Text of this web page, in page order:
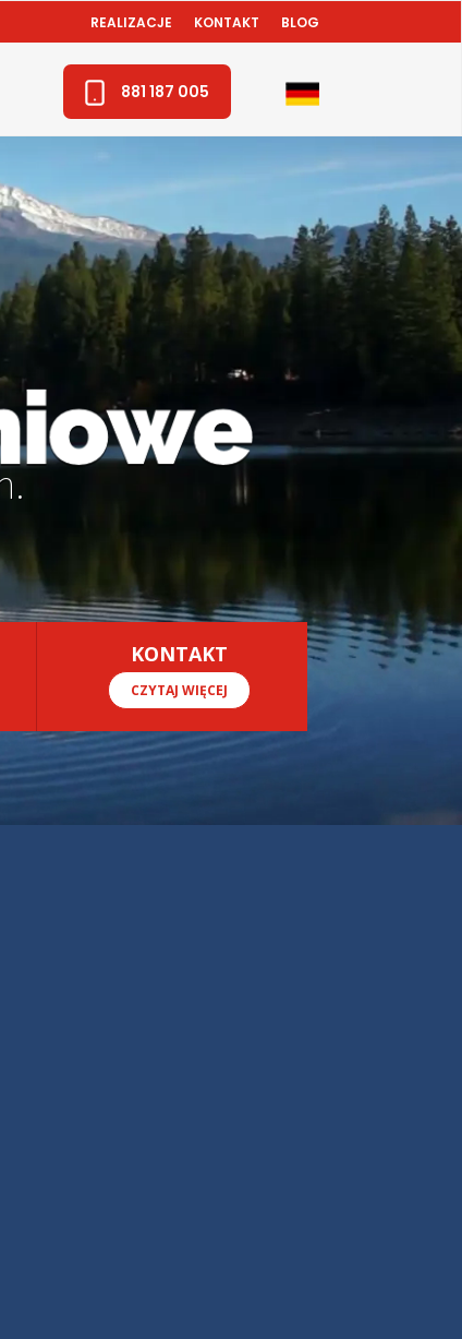
REALIZACJE KONTAKT BLOG
881 187 005
KONTAKT
CZYTAJ WIĘCEJ